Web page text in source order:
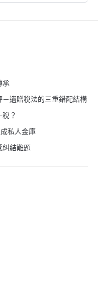
承
遺贈稅法的三重錯配結構
？
私人金庫
糾結難題